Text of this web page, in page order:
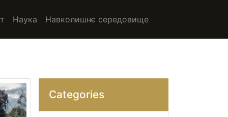
Наука Навколишнє середовище
Categories